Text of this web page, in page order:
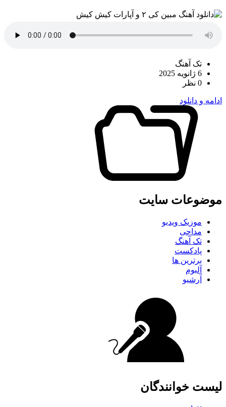
تک آهنگ
6 ژانویه 2025
0 نظر
ادامه و دانلود
موضوعات سایت
موزیک ویدیو
مداحی
تک آهنگ
پادکست
برترین ها
آلبوم
آرشیو
لیست خوانندگان